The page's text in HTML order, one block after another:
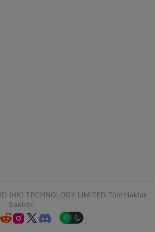
(HK) TECHNOLOGY LIMITED Tüm Hakları
Saklıdır.
  